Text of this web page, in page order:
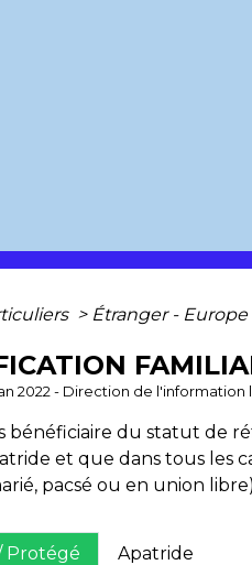
> Étranger - Europe
2022 - Direction de
bénéficiaire du statut de
et que dans tous les
pacsé ou en union
Protégé Apatride